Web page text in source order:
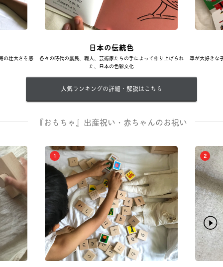
の壮大さを感
日本の伝統色
各々の時代の農民、職人、芸術家たちの手によって作り上げられ
た、日本の色彩文化
車が大好きな
人気ランキングの詳細・解説はこちら
『おもちゃ』出産祝い・赤ちゃんのお祝い
1 2